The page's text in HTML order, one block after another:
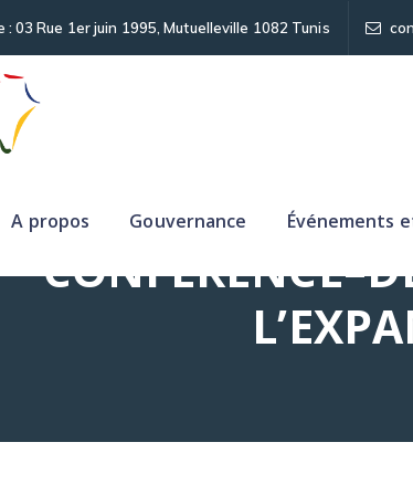
: 03 Rue 1er juin 1995, Mutuelleville 1082 Tunis
A propos Gouvernance Événements